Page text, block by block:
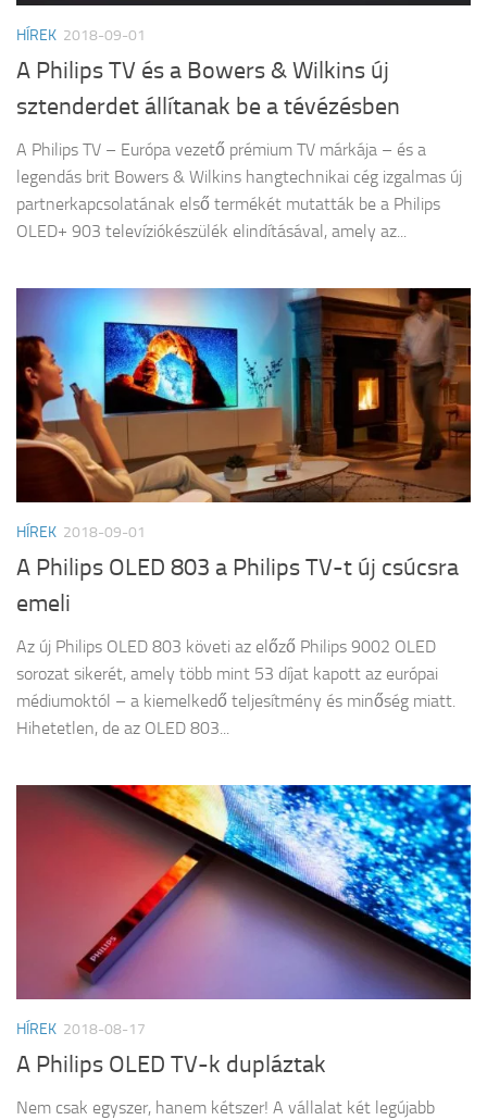
HÍREK 2018-09-01
A Philips TV és a Bowers & Wilkins új
sztenderdet állítanak be a tévézésben
A Philips TV – Európa vezető prémium TV márkája – és a
legendás brit Bowers & Wilkins hangtechnikai cég izgalmas új
partnerkapcsolatának első termékét mutatták be a Philips
OLED+ 903 televíziókészülék elindításával, amely az...
HÍREK 2018-09-01
A Philips OLED 803 a Philips TV-t új csúcsra
emeli
Az új Philips OLED 803 követi az előző Philips 9002 OLED
sorozat sikerét, amely több mint 53 díjat kapott az európai
médiumoktól – a kiemelkedő teljesítmény és minőség miatt.
Hihetetlen, de az OLED 803...
HÍREK 2018-08-17
A Philips OLED TV-k dupláztak
Nem csak egyszer, hanem kétszer! A vállalat két legújabb